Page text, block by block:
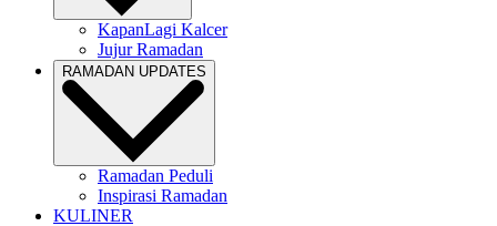
KapanLagi Kalcer
Jujur Ramadan
RAMADAN UPDATES
Ramadan Peduli
Inspirasi Ramadan
KULINER